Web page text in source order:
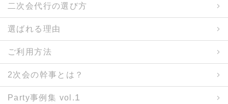
二次会代行の選び方
選ばれる理由
ご利用方法
2次会の幹事とは？
Party事例集 vol.1